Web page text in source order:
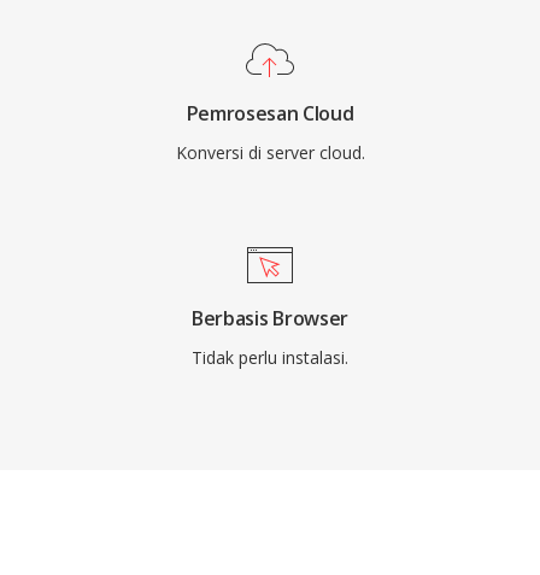
Pemrosesan Cloud
Konversi di server cloud.
Berbasis Browser
Tidak perlu instalasi.